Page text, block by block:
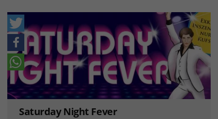
Saturday Night Fever